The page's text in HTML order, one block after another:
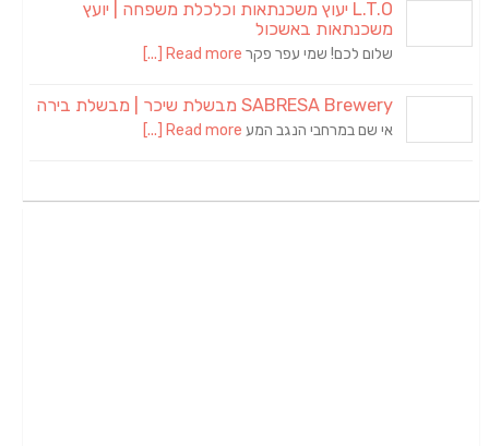
L.T.O יעוץ משכנתאות וכלכלת משפחה | יועץ
משכנתאות באשכול
שלום לכם! שמי עפר פקר Read more [...]
SABRESA Brewery מבשלת שיכר | מבשלת בירה
אי שם במרחבי הנגב המע Read more [...]